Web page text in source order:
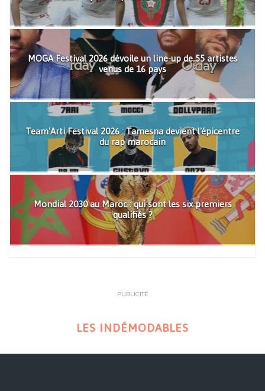
MOGA Festival 2026 dévoile un line-up de 55 artistes
venus de 16 pays
Team'Arti Festival 2026 : Tamesna devient l'épicentre
du rap marocain
Mondial 2030 au Maroc : qui sont les six premiers
qualifiés ?
PUBLICITÉ
LES INDÉMODABLES